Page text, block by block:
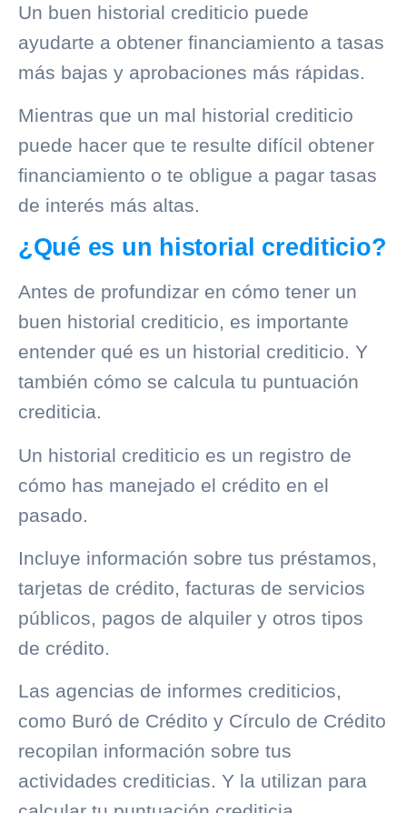
Un buen historial crediticio puede
ayudarte a obtener financiamiento a tasas
más bajas y aprobaciones más rápidas.
Mientras que un mal historial crediticio
puede hacer que te resulte difícil obtener
financiamiento o te obligue a pagar tasas
de interés más altas.
¿Qué es un historial crediticio?
Antes de profundizar en cómo tener un
buen historial crediticio, es importante
entender qué es un historial crediticio. Y
también cómo se calcula tu puntuación
crediticia.
Un historial crediticio es un registro de
cómo has manejado el crédito en el
pasado.
Incluye información sobre tus préstamos,
tarjetas de crédito, facturas de servicios
públicos, pagos de alquiler y otros tipos
de crédito.
Las agencias de informes crediticios,
como Buró de Crédito y Círculo de Crédito
recopilan información sobre tus
actividades crediticias. Y la utilizan para